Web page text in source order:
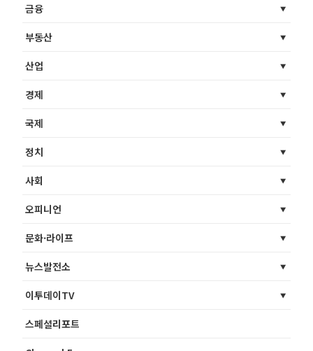
금융
부동산
산업
경제
국제
정치
사회
오피니언
문화·라이프
뉴스발전소
이투데이TV
스페셜리포트